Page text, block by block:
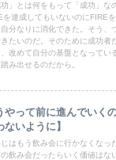
功」とは何をもって「成功」
を達成してもいないのにFIRE
自分なりに消化できた。そう、
きたいのだ。そのために成功者
改めて自分の基盤となってい
み出せるのだから。
やって前に進んでいく
ないように】
はもう飲み会に行かなくなっ
の飲み会だったらいく価値はな